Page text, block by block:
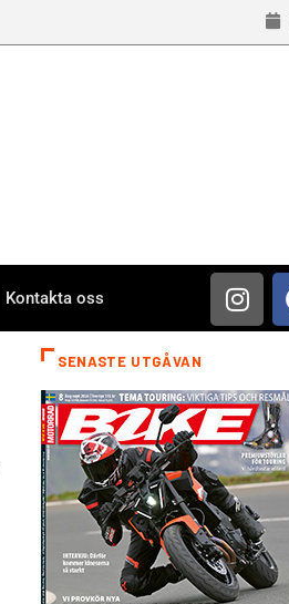
Kontakta oss
SENASTE UTGÅVAN